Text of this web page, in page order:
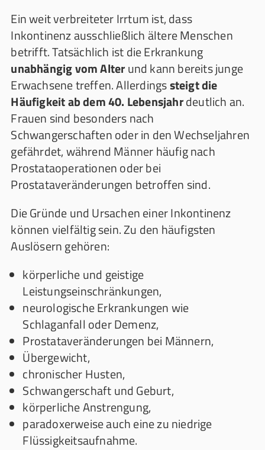
Ein weit verbreiteter Irrtum ist, dass
Inkontinenz ausschließlich ältere Menschen
betrifft. Tatsächlich ist die Erkrankung
unabhängig vom Alterund kann bereits junge
Erwachsene treffen. Allerdingssteigt die
Häufigkeit ab dem 40. Lebensjahrdeutlich an.
Frauen sind besonders nach
Schwangerschaften oder in den Wechseljahren
gefährdet, während Männer häufig nach
Prostataoperationen oder bei
Prostataveränderungen betroffen sind.
Die Gründe und Ursachen einer Inkontinenz
können vielfältig sein. Zu den häufigsten
Auslösern gehören:
körperliche und geistige
Leistungseinschränkungen,
neurologische Erkrankungen wie
Schlaganfall oder Demenz,
Prostataveränderungen bei Männern,
Übergewicht,
chronischer Husten,
Schwangerschaft und Geburt,
körperliche Anstrengung,
paradoxerweise auch eine zu niedrige
Flüssigkeitsaufnahme.